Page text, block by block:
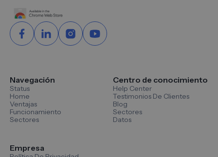
Navegación
Status
Home
Ventajas
Funcionamiento
Sectores
Centro de conocimiento
Help Center
Testimonios De Clientes
Blog
Sectores
Datos
Empresa